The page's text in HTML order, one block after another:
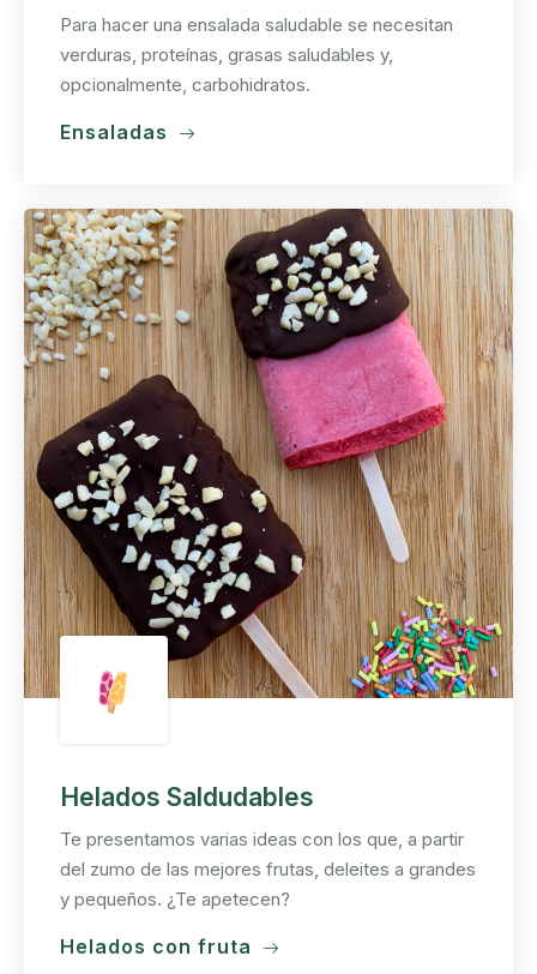
Para hacer una ensalada saludable se necesitan
verduras, proteínas, grasas saludables y,
opcionalmente, carbohidratos.
Ensaladas
Helados Saldudables
Te presentamos varias ideas con los que, a partir
del zumo de las mejores frutas, deleites a grandes
y pequeños. ¿Te apetecen?
Helados con fruta